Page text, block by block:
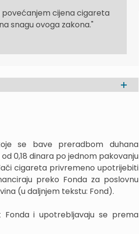
cijena cigareta
snagu ovoga zakona."
se bave preradbom duhana
0,18 dinara po jednom pakovanju
cigareta privremeno upotrijebiti
preko Fonda za poslovnu
(u daljnjem tekstu: Fond).
i upotrebljavaju se prema